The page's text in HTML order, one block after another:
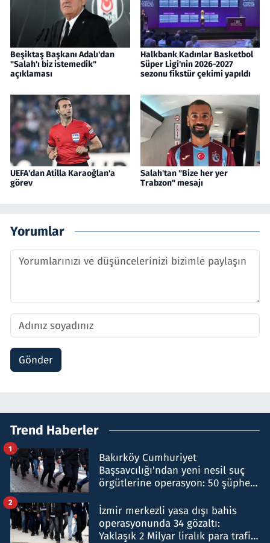
Beşiktaş Başkanı Adalı'dan
"Salah'ı biz istemedik"
açıklaması
Halkbank Kadınlar Basketbol
Süper Ligi'nin 2026-2027
sezonu fikstür çekimi yapıldı
UEFA'dan Atilla Karaoğlan'a
görev
Salah'tan "Bize her yer
Trabzon" mesajı
Yorumlar
Gönder
Trend Haberler
Bakırköy Cumhuriyet
Başsavcılığı'ndan yeni nesil suç
örgütlerine operasyon: 50 şüpheli
1
İzmir merkezli yasa dışı bahis
operasyonunda 34 gözaltı:
Yaklaşık 2 Milyar liralık para trafiği
2